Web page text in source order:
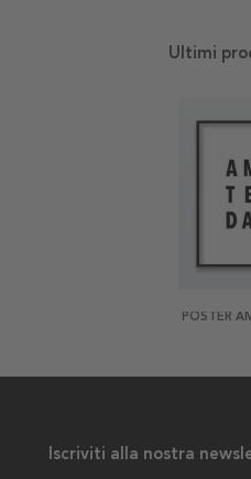
Ultimi
POSTER
Iscriviti alla nostra